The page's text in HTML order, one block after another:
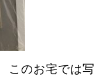
このお宅では写